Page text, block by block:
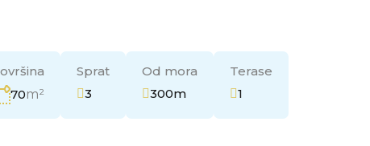
70m²
Sprat
3
Od mora
300m
Terase
1